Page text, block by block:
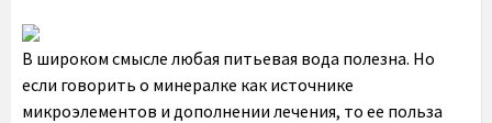
В широком смысле любая питьевая вода полезна. Но
если говорить о минералке как источнике
микроэлементов и дополнении лечения, то ее польза